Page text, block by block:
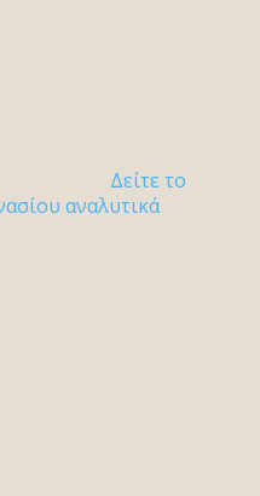
Δείτε το
αναλυτικά